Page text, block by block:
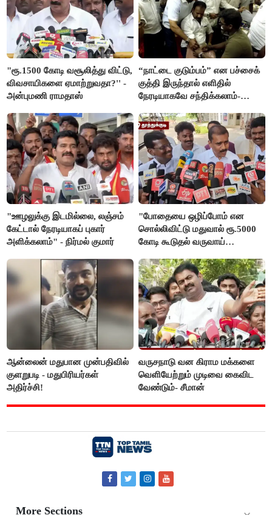
"ரூ.1500 கோடி வசூலித்து விட்டு,
விவசாயிகளை ஏமாற்றுவதா?'' -
அன்புமணி ராமதாஸ்
“நாட்டை குடும்பம்” என பச்சைக்
குத்தி இருந்தால் எளிதில்
நேரடியாகவே சந்திக்கலாம்-
"ஊழலுக்கு இடமில்லை, லஞ்சம்
கேட்டால் நேரடியாகப் புகார்
அளிக்கலாம்" - நிர்மல் குமார்
"போதையை ஒழிப்போம் என
சொல்லிவிட்டு மதுவால் ரூ.5000
கோடி கூடுதல் வருவாய்
மார்க்கண்டேயன்
ஆன்லைன் மதுபான முன்பதிவில்
குளறுபடி - மதுபிரியர்கள்
அதிர்ச்சி!
வருசநாடு வன கிராம மக்களை
வெளியேற்றும் முடிவை கைவிட
வேண்டும்- சீமான்
More Sections